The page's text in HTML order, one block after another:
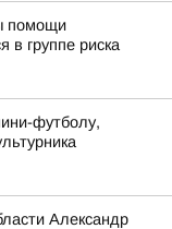
помощи
в группе риска
футболу,
Александр